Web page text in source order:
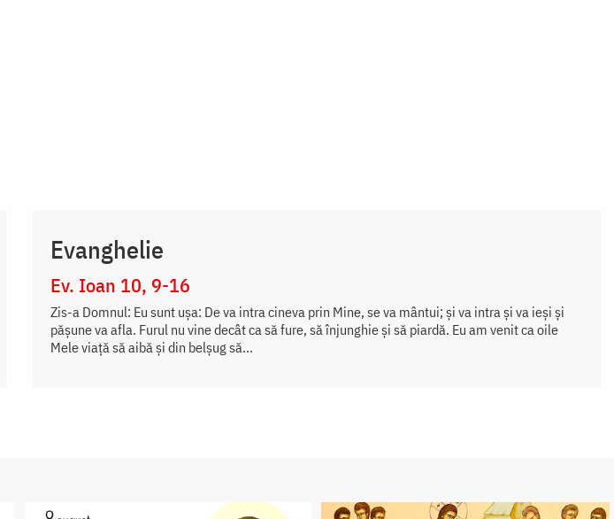
Evanghelie
Ev. Ioan 10, 9-16
Zis-a Domnul: Eu sunt uşa: De va intra cineva prin Mine, se va mântui; şi va intra şi va ieşi şi
păşune va afla. Furul nu vine decât ca să fure, să înjunghie şi să piardă. Eu am venit ca oile
Mele viaţă să aibă şi din belşug să...